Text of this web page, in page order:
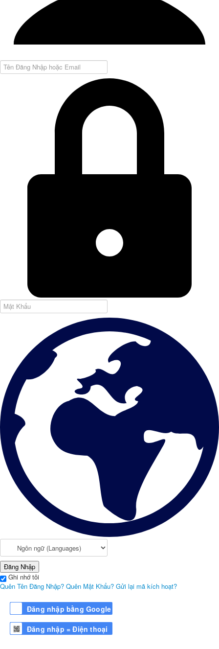
Đăng Nhập
Ghi nhớ tôi
Quên Tên Đăng Nhập? Quên Mật Khẩu? Gửi lại mã kích hoạt?
Đăng nhập bằng Google
Đăng nhập = Điện thoại